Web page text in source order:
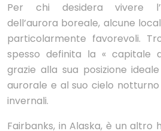
Per chi desidera vivere
dell’aurora boreale, alcune
particolarmente favorevoli.
spesso definita la « capitale
grazie alla sua posizione
aurorale e al suo cielo
invernali.
Fairbanks, in Alaska, è un